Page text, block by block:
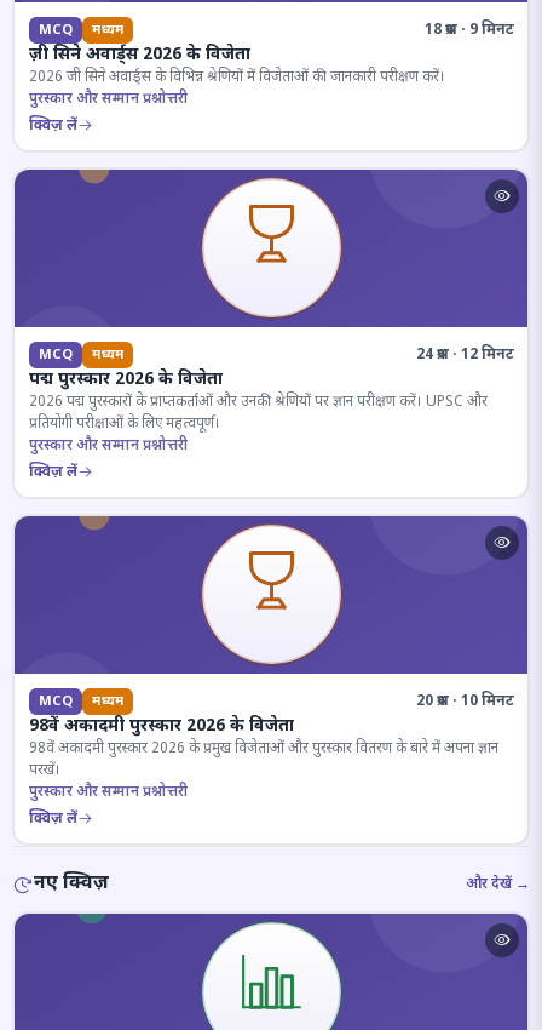
MCQ मध्यम 18 प्रश्न · 9 मिनट
ज़ी सिने अवार्ड्स 2026 के विजेता
2026 जी सिने अवार्ड्स के विभिन्न श्रेणियों में विजेताओं की जानकारी परीक्षण करें।
पुरस्कार और सम्मान प्रश्नोत्तरी
क्विज़ लें
MCQ मध्यम 24 प्रश्न · 12 मिनट
पद्म पुरस्कार 2026 के विजेता
2026 पद्म पुरस्कारों के प्राप्तकर्ताओं और उनकी श्रेणियों पर ज्ञान परीक्षण करें। UPSC और
प्रतियोगी परीक्षाओं के लिए महत्वपूर्ण।
पुरस्कार और सम्मान प्रश्नोत्तरी
क्विज़ लें
MCQ मध्यम 20 प्रश्न · 10 मिनट
98वें अकादमी पुरस्कार 2026 के विजेता
98वें अकादमी पुरस्कार 2026 के प्रमुख विजेताओं और पुरस्कार वितरण के बारे में अपना ज्ञान
परखें।
पुरस्कार और सम्मान प्रश्नोत्तरी
क्विज़ लें
नए क्विज़ और देखें →